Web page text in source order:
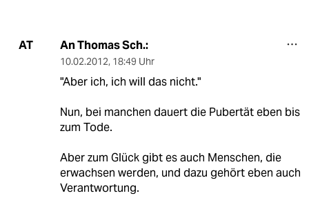
AT An Thomas Sch.:
10.02.2012, 18:49 Uhr
"Aber ich, ich will das nicht."
Nun, bei manchen dauert die Pubertät eben bis
zum Tode.
Aber zum Glück gibt es auch Menschen, die
erwachsen werden, und dazu gehört eben auch
Verantwortung.